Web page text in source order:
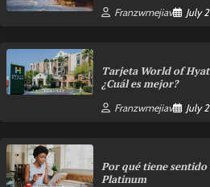
Franzwmejiav July
Tarjeta World of
¿Cuál es mejor?
Franzwmejiav July
Por qué tiene
Platinum